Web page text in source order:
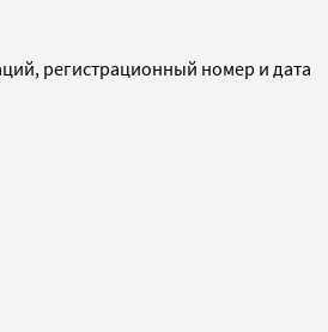
регистрационный номер и дата